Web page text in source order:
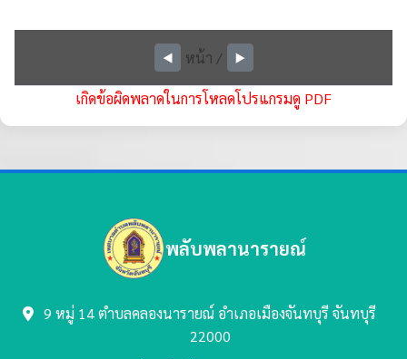
◀️ หน้า / ▶️
เกิดข้อผิดพลาดในการโหลดโปรแกรมดู PDF
พลับพลานารายณ์
9 หมู่ 14 ตำบลคลองนารายณ์ อำเภอเมืองจันทบุรี จันทบุรี
22000